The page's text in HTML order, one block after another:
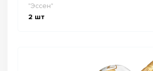
"Эссен"
2 шт